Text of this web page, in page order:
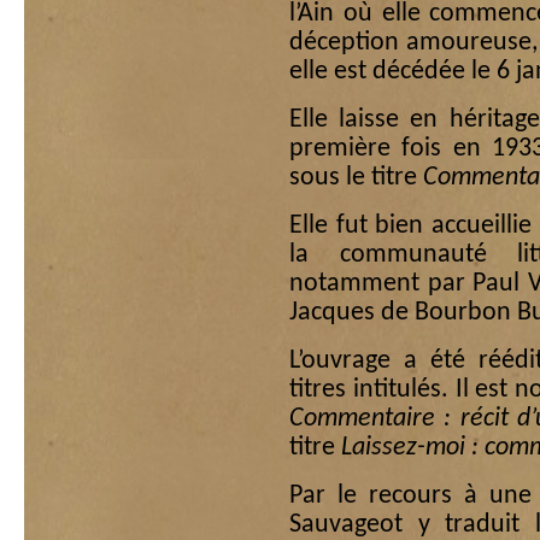
l’Ain où elle
déception
elle est décédée le 6
Elle laisse en
première fois en
sous le titre
Elle fut bien
la communauté
notamment par Paul
Jacques de Bourbon
L’ouvrage a été
titres intitulés. Il est
Commentaire : récit
titre Laissez-moi :
Par le recours à une
Sauvageot y traduit